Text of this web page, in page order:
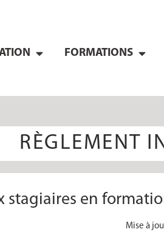
FORMATIONS
RÈGLEMENT
stagiaires en
Mise à